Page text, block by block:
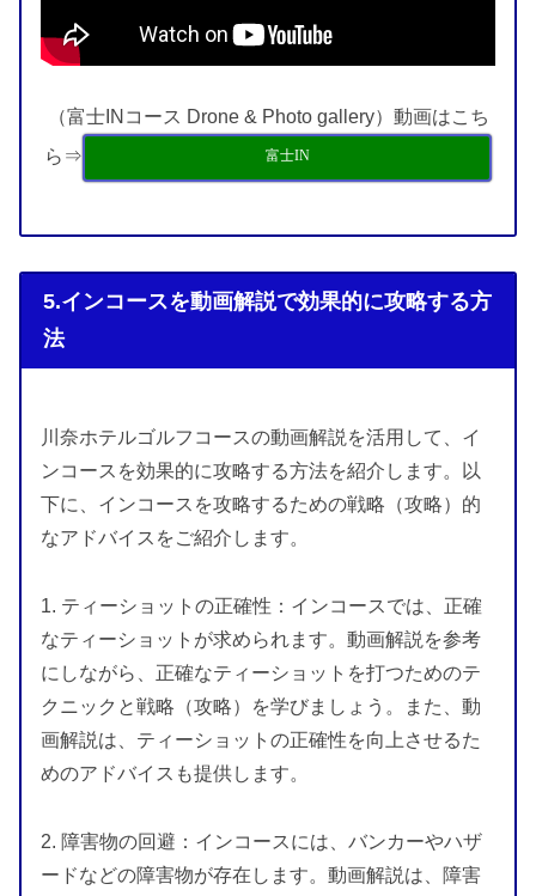
（富士INコース Drone & Photo gallery）動画はこち
ら⇒
富士IN
5.インコースを動画解説で効果的に攻略する方
法
川奈ホテルゴルフコースの動画解説を活用して、イ
ンコースを効果的に攻略する方法を紹介します。以
下に、インコースを攻略するための戦略（攻略）的
なアドバイスをご紹介します。
1. ティーショットの正確性：インコースでは、正確
なティーショットが求められます。動画解説を参考
にしながら、正確なティーショットを打つためのテ
クニックと戦略（攻略）を学びましょう。また、動
画解説は、ティーショットの正確性を向上させるた
めのアドバイスも提供します。
2. 障害物の回避：インコースには、バンカーやハザ
ードなどの障害物が存在します。動画解説は、障害